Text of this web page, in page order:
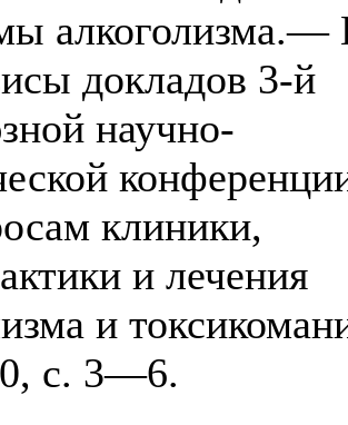
алкоголизма.—
докладов 3-й
научно-
клиники,
и лечения
и
с. 3—6.